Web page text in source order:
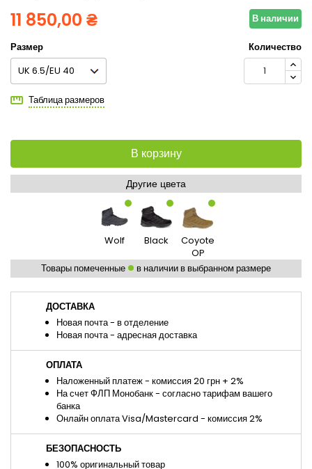
11 850,00 ₴ В наличии
Размер
Таблица размеров
Количество
В корзину
Другие цвета
Wolf Black
Coyote
OP
Товары помеченные
в наличии в выбранном размере
ДОСТАВКА
Новая почта - в отделение
Новая почта - адресная доставка
ОПЛАТА
Наложенный платеж - комиссия 20 грн + 2%
На счет ФЛП Монобанк - согласно тарифам вашего
банка
Онлайн оплата Visa/Mastercard - комиссия 2%
БЕЗОПАСНОСТЬ
100% оригинальный товар